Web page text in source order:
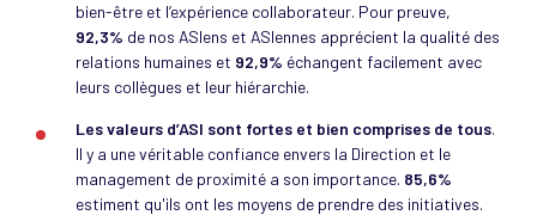
bien-être et l’expérience collaborateur. Pour preuve,
92,3% de nos ASIens et ASIennes apprécient la qualité des
relations humaines et 92,9% échangent facilement avec
leurs collègues et leur hiérarchie.
Les valeurs d’ASI sont fortes et bien comprises de tous.
Il y a une véritable confiance envers la Direction et le
management de proximité a son importance. 85,6%
estiment qu'ils ont les moyens de prendre des initiatives.